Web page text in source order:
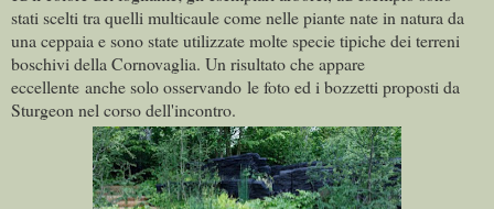
stati scelti tra quelli multicaule come nelle piante nate in natura da
una ceppaia e sono state utilizzate molte specie tipiche dei terreni
boschivi della Cornovaglia. Un risultato che appare
eccellente anche solo osservando le foto ed i bozzetti proposti da
Sturgeon nel corso dell'incontro.